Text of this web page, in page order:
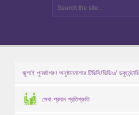
জুলাই পুনর্জাগরণ অনুষ্ঠানমালার টিভিসি/ভিডিও/ ডকুমেন্টারি
সেবা প্রদান প্রতিশ্রুতি